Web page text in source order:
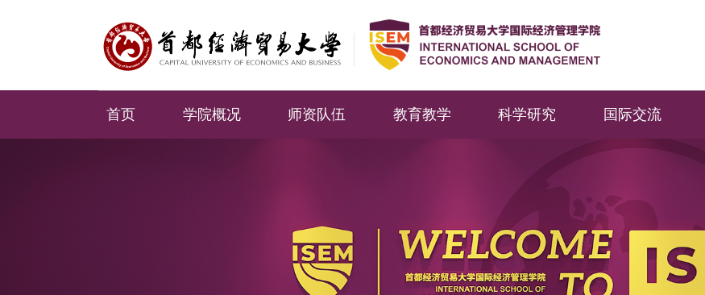
首页 学院概况 师资队伍 教育教学 科学研究 国际交流